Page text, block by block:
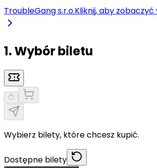
TroubleGang s.r.o.Kliknij, aby
1. Wybór biletu
Wybierz bilety, które chcesz kupić.
Dostępne bilety